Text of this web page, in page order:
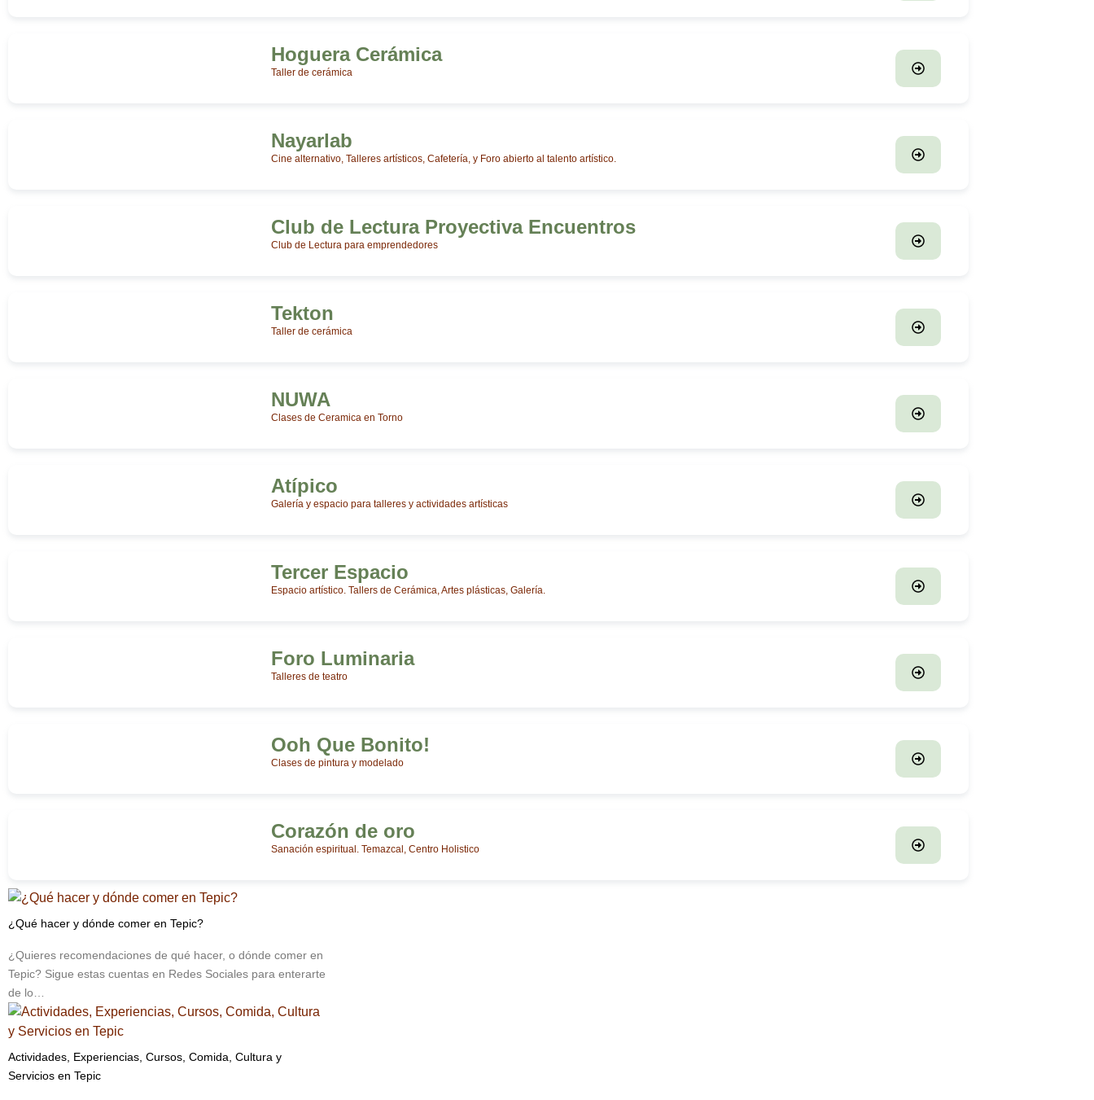
Hoguera Cerámica
Taller de cerámica
Nayarlab
Cine alternativo, Talleres artísticos, Cafetería, y Foro abierto al talento artístico.
Club de Lectura Proyectiva Encuentros
Club de Lectura para emprendedores
Tekton
Taller de cerámica
NUWA
Clases de Ceramica en Torno
Atípico
Galería y espacio para talleres y actividades artísticas
Tercer Espacio
Espacio artístico. Tallers de Cerámica, Artes plásticas, Galería.
Foro Luminaria
Talleres de teatro
Ooh Que Bonito!
Clases de pintura y modelado
Corazón de oro
Sanación espiritual. Temazcal, Centro Holistico
¿Qué hacer y dónde comer en Tepic?
¿Quieres recomendaciones de qué hacer, o dónde comer en
Tepic? Sigue estas cuentas en Redes Sociales para enterarte
de lo…
Actividades, Experiencias, Cursos, Comida, Cultura y
Servicios en Tepic